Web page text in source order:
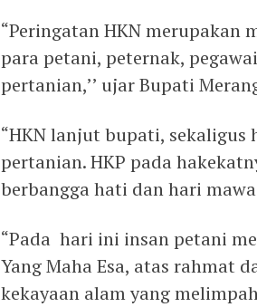
“Peringatan HKN merupakan
para petani, peternak,
pertanian,’’ ujar Bupati
“HKN lanjut bupati, sekaligus
pertanian. HKP pada
berbangga hati dan hari
“Pada hari ini insan petani
Yang Maha Esa, atas rahmat
kekayaan alam yang